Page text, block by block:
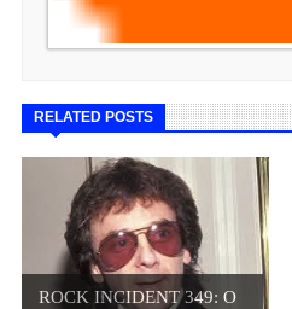
RELATED POSTS
ROCK INCIDENT 349: O